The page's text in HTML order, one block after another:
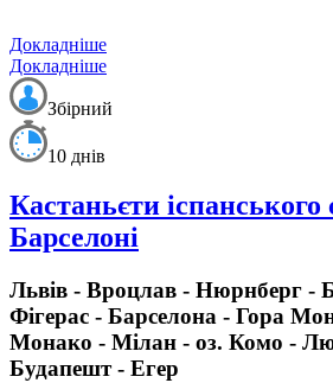
Докладніше
Докладніше
Збірний
10 днів
Кастаньєти іспанського
Барселоні
Львів - Вроцлав - Нюрнберг -
Фігерас - Барселона - Гора
Монако - Мілан - оз. Комо -
Будапешт - Егер